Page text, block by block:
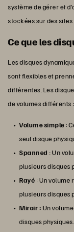
système de gérer et
stockées sur des sites
Ce que les
Les disques
sont flexibles et
différentes. Les
de volumes différents :
Volume simple :
seul disque
Spanned : Un
plusieurs disques
Rayé : Un volume
plusieurs disques
Miroir : Un
disques physiques.